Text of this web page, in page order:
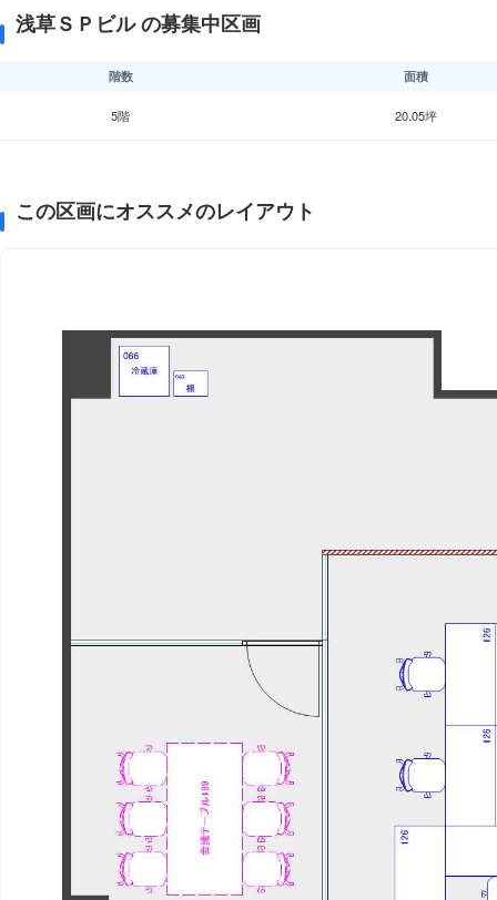
浅草ＳＰビル の募集中区画
階数 面積
5階 20.05坪
この区画にオススメのレイアウト